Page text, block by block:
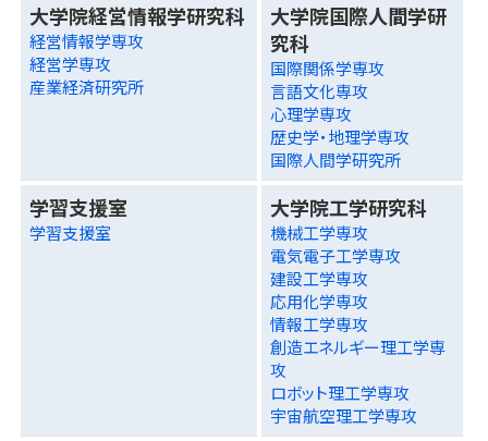
大学院経営情報学研究科
経営情報学専攻
経営学専攻
産業経済研究所
大学院国際人間学研
究科
国際関係学専攻
言語文化専攻
心理学専攻
歴史学・地理学専攻
国際人間学研究所
学習支援室
学習支援室
大学院工学研究科
機械工学専攻
電気電子工学専攻
建設工学専攻
応用化学専攻
情報工学専攻
創造エネルギー理工学専
攻
ロボット理工学専攻
宇宙航空理工学専攻